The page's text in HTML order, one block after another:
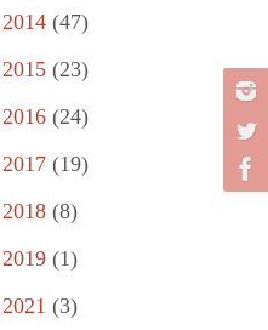
(47)
(23)
(24)
(19)
(8)
(1)
(3)